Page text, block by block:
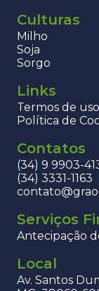
Culturas
Milho
Soja
Sorgo
Links
Termos de
Política de
Contatos
(34) 9 9903-
(34) 3331-1163
Serviços
Antecipação
Local
Av. Santos